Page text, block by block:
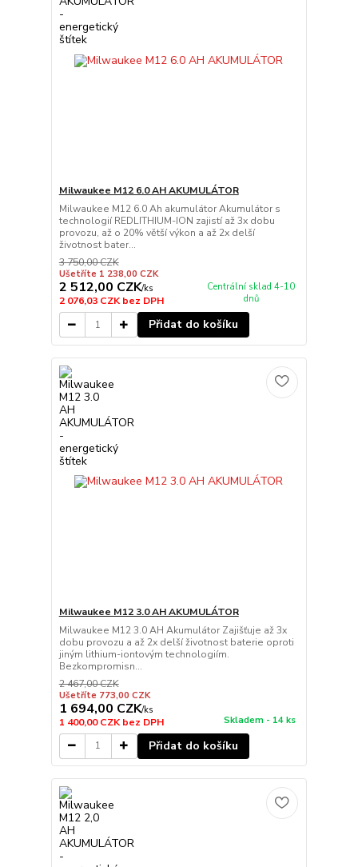
Milwaukee M12 6.0 AH AKUMULÁTOR
Milwaukee M12 6.0 Ah akumulátor Akumulátor s
technologií REDLITHIUM-ION zajistí až 3x dobu
provozu, až o 20% větší výkon a až 2x delší
životnost bater...
3 750,00 CZK
Ušetříte 1 238,00 CZK
2 512,00 CZK/ks
2 076,03 CZKbez DPH
Centrální sklad 4-10
dnů
Přidat do košíku
Milwaukee M12 3.0 AH AKUMULÁTOR
Milwaukee M12 3.0 AH Akumulátor Zajišťuje až 3x
dobu provozu a až 2x delší životnost baterie oproti
jiným lithium-iontovým technologiím.
Bezkompromisn...
2 467,00 CZK
Ušetříte 773,00 CZK
1 694,00 CZK/ks
1 400,00 CZKbez DPH Skladem - 14 ks
Přidat do košíku